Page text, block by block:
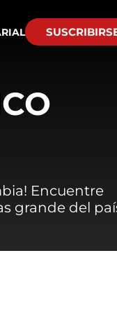
Encuentre
grande del